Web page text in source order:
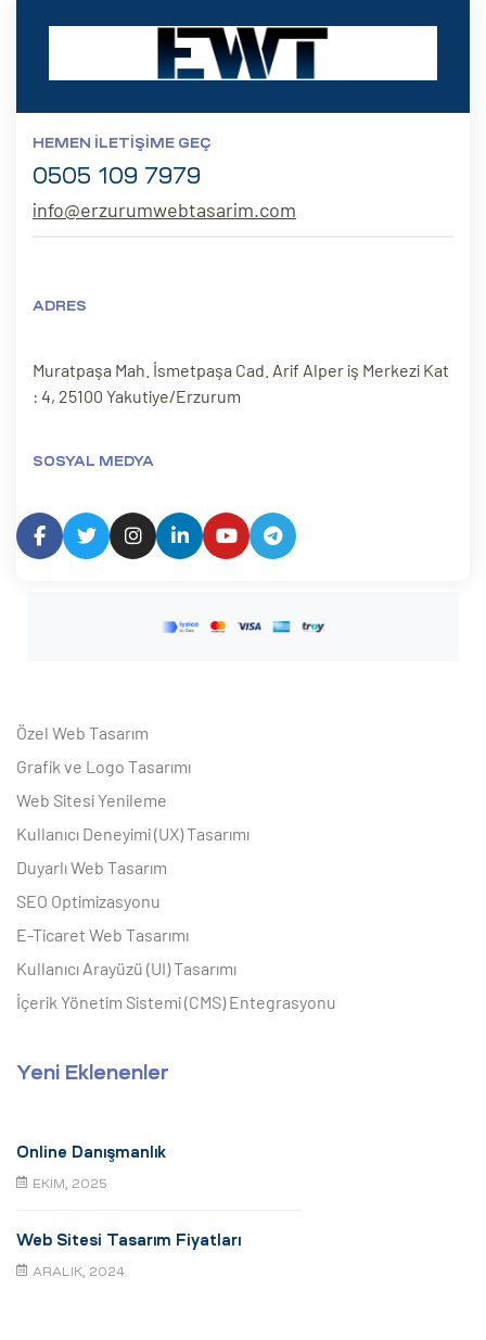
HEMEN İLETIŞIME GEÇ
0505 109 7979
info@erzurumwebtasarim.com
ADRES
Muratpaşa Mah. İsmetpaşa Cad. Arif Alper iş Merkezi Kat
: 4, 25100 Yakutiye/Erzurum
SOSYAL MEDYA
Özel Web Tasarım
Grafik ve Logo Tasarımı
Web Sitesi Yenileme
Kullanıcı Deneyimi (UX) Tasarımı
Duyarlı Web Tasarım
SEO Optimizasyonu
E-Ticaret Web Tasarımı
Kullanıcı Arayüzü (UI) Tasarımı
İçerik Yönetim Sistemi (CMS) Entegrasyonu
Yeni Eklenenler
Online Danışmanlık
EKIM, 2025
Web Sitesi Tasarım Fiyatları
ARALIK, 2024